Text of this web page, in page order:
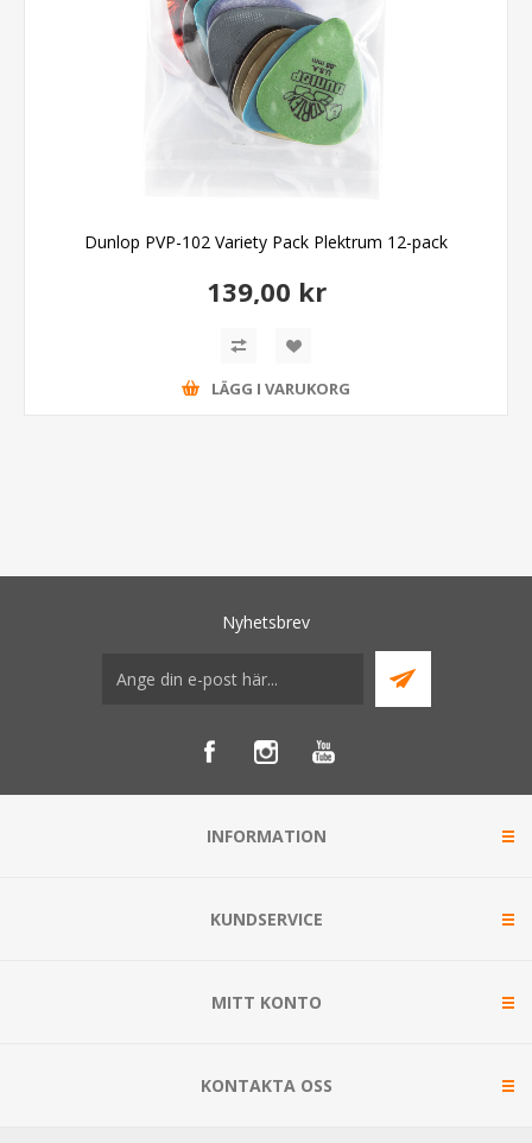
Dunlop PVP-102 Variety Pack Plektrum 12-pack
139,00 kr
LÄGG I VARUKORG
Nyhetsbrev
INFORMATION
KUNDSERVICE
MITT KONTO
KONTAKTA OSS